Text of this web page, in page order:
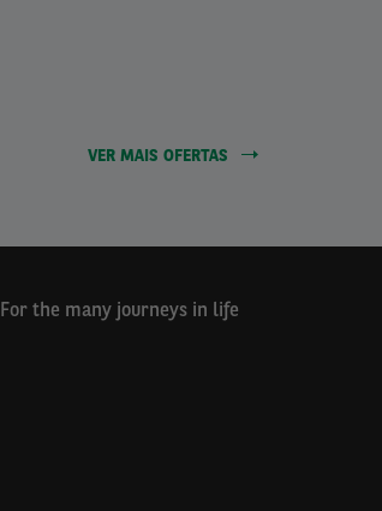
VER MAIS OFERTAS
For the many journeys in life